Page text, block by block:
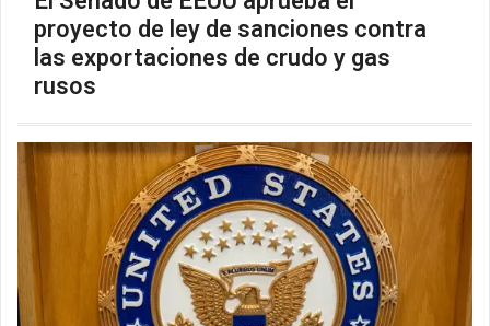
proyecto de ley de sanciones contra
las exportaciones de crudo y gas
rusos